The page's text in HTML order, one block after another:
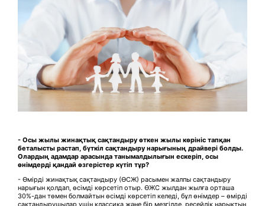
- Осы жылы жинақтық сақтандыру өткен жылы көрініс тапқан
беталысты растап, бүткіл сақтандыру нарығының драйвері болды.
Олардың адамдар арасында танымалдылығын ескеріп, осы
өнімдерді қандай өзгерістер күтіп тұр?
- Өмірді жинақтық сақтандыру (ӨСЖ) расымен жалпы сақтандыру
нарығын қолдап, өсімді көрсетіп отыр. ӨЖС жылдан жылға орташа
30%-дан төмен болмайтын өсімді көрсетіп келеді, бұл өнімдер – өмірді
сақтандырушылар үшін классика және бір мезгілде, ресейлік нарықтың